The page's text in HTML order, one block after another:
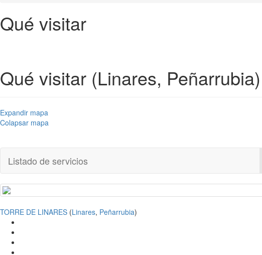
Qué visitar
Qué visitar (Linares, Peñarrubia)
Expandir mapa
Colapsar mapa
Listado de servicios
TORRE DE LINARES (Linares, Peñarrubia)